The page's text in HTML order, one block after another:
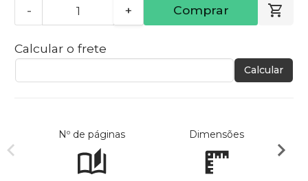
- + Comprar
Calcular o frete
Calcular
Nº de páginas Dimensões